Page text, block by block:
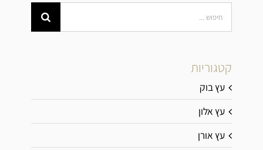
Search
for:
קטגוריות
עץ בוק
עץ אלון
עץ אורן